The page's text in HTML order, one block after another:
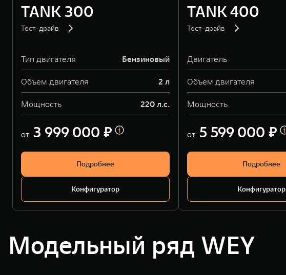
TANK 300
Тест-драйв
Тип двигателя Бензиновый
Объем двигателя 2 л
Мощность 220 л.с.
от 3 999 000 ₽
Подробнее
Конфигуратор
TANK 400
Тест-драйв
Двигатель
Объем двигателя
Мощность
от 5 599 000 ₽
Подробнее
Конфигуратор
Модельный ряд WEY